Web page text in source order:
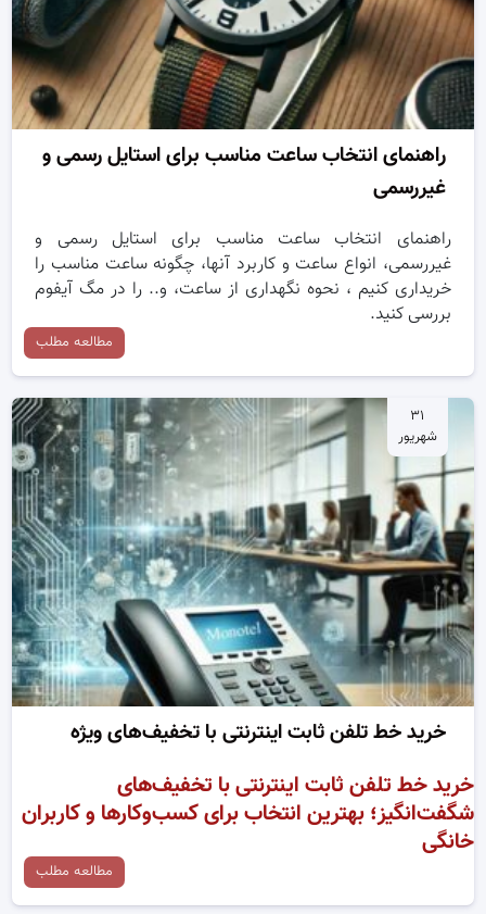
راهنمای انتخاب ساعت مناسب برای استایل رسمی و
غیررسمی
راهنمای انتخاب ساعت مناسب برای استایل رسمی و
غیررسمی، انواع ساعت و کاربرد آنها، چگونه ساعت مناسب را
خریداری کنیم ، نحوه نگهداری از ساعت، و.. را در مگ آیفوم
بررسی کنید.
مطالعه مطلب
۳۱
شهریور
خرید خط تلفن ثابت اینترنتی با تخفیف‌های ویژه
خرید خط تلفن ثابت اینترنتی با تخفیف‌های
شگفت‌انگیز؛ بهترین انتخاب برای کسب‌وکارها و کاربران
خانگی
مطالعه مطلب